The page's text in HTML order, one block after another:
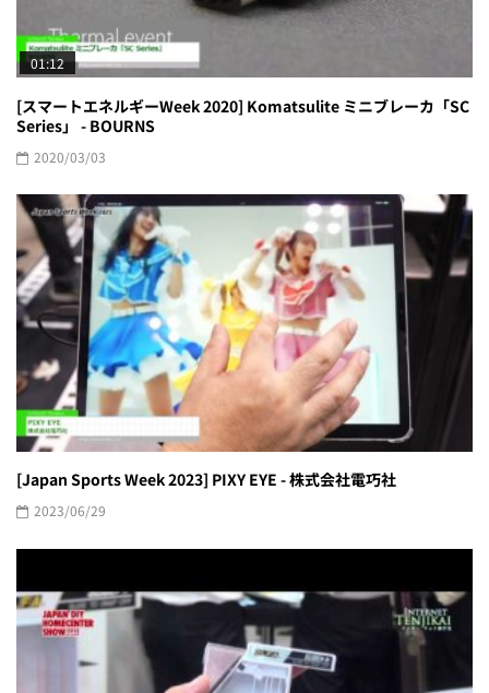
01:12
[スマートエネルギーWeek 2020] Komatsulite ミニブレーカ「SC
Series」 - BOURNS
2020/03/03
[Japan Sports Week 2023] PIXY EYE - 株式会社電巧社
2023/06/29